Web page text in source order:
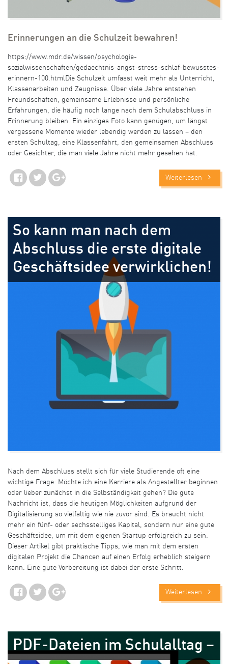
Erinnerungen an die Schulzeit bewahren!
https://www.mdr.de/wissen/psychologie-
sozialwissenschaften/gedaechtnis-angst-stress-schlaf-bewusstes-
erinnern-100.htmlDie Schulzeit umfasst weit mehr als Unterricht,
Klassenarbeiten und Zeugnisse. Über viele Jahre entstehen
Freundschaften, gemeinsame Erlebnisse und persönliche
Erfahrungen, die häufig noch lange nach dem Schulabschluss in
Erinnerung bleiben. Ein einziges Foto kann genügen, um längst
vergessene Momente wieder lebendig werden zu lassen – den
ersten Schultag, eine Klassenfahrt, den gemeinsamen Abschluss
oder Gesichter, die man viele Jahre nicht mehr gesehen hat.
Weiterlesen
So kann man nach dem
Abschluss die erste digitale
Geschäftsidee verwirklichen!
Nach dem Abschluss stellt sich für viele Studierende oft eine
wichtige Frage: Möchte ich eine Karriere als Angestellter beginnen
oder lieber zunächst in die Selbständigkeit gehen? Die gute
Nachricht ist, dass die heutigen Möglichkeiten aufgrund der
Digitalisierung so vielfältig wie nie zuvor sind. Es braucht nicht
mehr ein fünf- oder sechsstelliges Kapital, sondern nur eine gute
Geschäftsidee, um mit dem eigenen Startup erfolgreich zu sein.
Dieser Artikel gibt praktische Tipps, wie man mit dem ersten
digitalen Projekt die Chancen auf einen Erfolg erheblich steigern
kann. Eine gute Vorbereitung ist dabei der erste Schritt.
Weiterlesen
PDF-Dateien im Schulalltag –